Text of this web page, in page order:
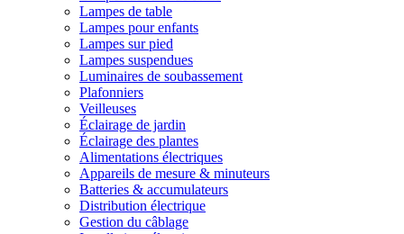
Lampes de table
Lampes pour enfants
Lampes sur pied
Lampes suspendues
Luminaires de soubassement
Plafonniers
Veilleuses
Éclairage de jardin
Éclairage des plantes
Alimentations électriques
Appareils de mesure & minuteurs
Batteries & accumulateurs
Distribution électrique
Gestion du câblage